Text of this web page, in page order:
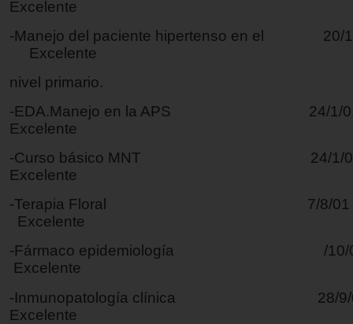
Excelente
-Manejo del paciente hipertenso en el
Excelente
nivel primario.
-EDA.Manejo en la APS
Excelente
-Curso básico MNT 24/
Excelente
-Terapia Floral 7/
Excelente
-Fármaco epidemiología /
Excelente
-Inmunopatología clínica
Excelente